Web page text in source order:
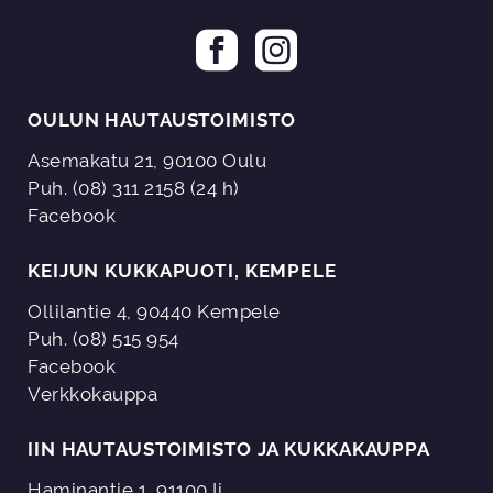
OULUN HAUTAUSTOIMISTO
Asemakatu 21, 90100 Oulu
Puh. (08) 311 2158 (24 h)
Facebook
KEIJUN KUKKAPUOTI, KEMPELE
Ollilantie 4, 90440 Kempele
Puh. (08) 515 954
Facebook
Verkkokauppa
IIN HAUTAUSTOIMISTO JA KUKKAKAUPPA